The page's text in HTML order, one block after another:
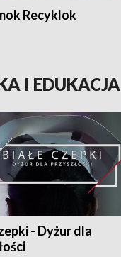
Recyklok
I EDUKACJA
- Dyżur dla